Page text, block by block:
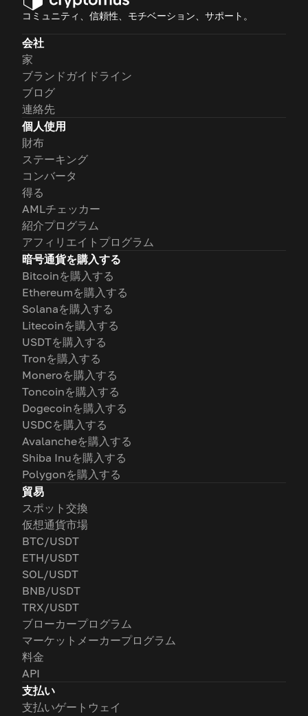
コミュニティ、信頼性、モチベーション、サポート。
会社
家
ブランドガイドライン
ブログ
連絡先
個人使用
財布
ステーキング
コンバータ
得る
AMLチェッカー
紹介プログラム
アフィリエイトプログラム
暗号通貨を購入する
Bitcoinを購入する
Ethereumを購入する
Solanaを購入する
Litecoinを購入する
USDTを購入する
Tronを購入する
Moneroを購入する
Toncoinを購入する
Dogecoinを購入する
USDCを購入する
Avalancheを購入する
Shiba Inuを購入する
Polygonを購入する
貿易
スポット交換
仮想通貨市場
BTC/USDT
ETH/USDT
SOL/USDT
BNB/USDT
TRX/USDT
ブローカープログラム
マーケットメーカープログラム
料金
API
支払い
支払いゲートウェイ